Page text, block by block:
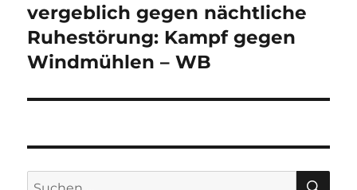
Beitrag:
vergeblich gegen nächtliche
Ruhestörung: Kampf gegen
Windmühlen – WB
Suche